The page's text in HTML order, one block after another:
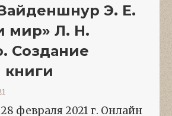
Э. Е.
мир» Л. Н.
Создание
книги
февраля 2021 г. Онлайн